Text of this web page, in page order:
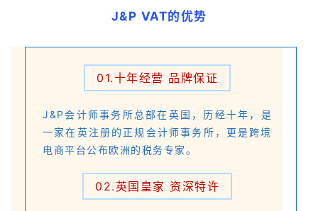
J&P VAT的优势
01.十年经营 品牌保证
J&P会计师事务所总部在英国，历经十年，是
一家在英注册的正规会计师事务所，更是跨境
电商平台公布欧洲的税务专家。
02.英国皇家 资深特许